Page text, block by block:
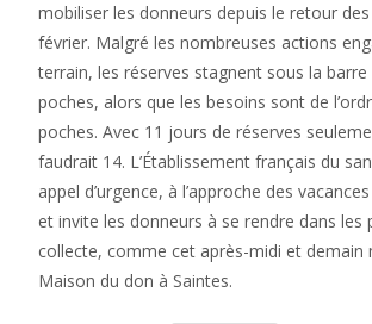
mobiliser les donneurs depuis le retour
février. Malgré les nombreuses actions
terrain, les réserves stagnent sous la barre
poches, alors que les besoins sont de
poches. Avec 11 jours de réserves
faudrait 14. L’Établissement français du
appel d’urgence, à l’approche des
et invite les donneurs à se rendre dans les
collecte, comme cet après-midi et demain
Maison du don à Saintes.